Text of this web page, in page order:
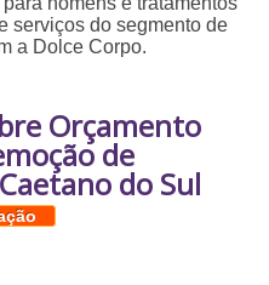
serviços do segmento de
a Dolce Corpo.
Orçamento
de
do Sul